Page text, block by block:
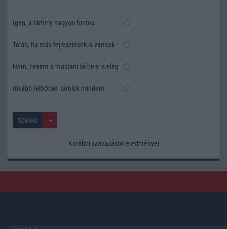
Igen, a tárhely nagyon fontos
Talán, ha más fejlesztések is vannak
Nem, nekem a mostani tárhely is elég
Inkább felhőben tárolok mindent
Korábbi szavazások eredményei